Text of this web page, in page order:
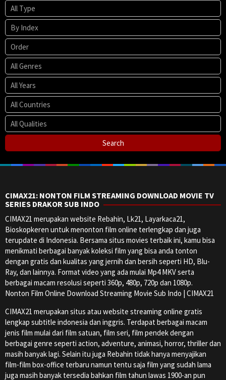
CIMAX21: NONTON FILM STREAMING DOWNLOAD MOVIE TV
SERIES DRAKOR SUB INDO
CIMAX21 merupakan website Rebahin, Lk21, Layarkaca21,
Bioskopkeren untuk menonton film online terlengkap dan juga
terupdate di Indonesia. Bersama situs movies terbaik ini, kamu bisa
menikmati berbagai banyak koleksi film yang bisa anda tonton
dengan gratis dan kualitas yang jernih dan bersih seperti HD, Blu-
Ray, dan lainnya. Format video yang ada mulai Mp4 MKV serta
berbagai macam resolusi seperti 360p, 480p, 720p dan 1080p.
Nonton Film Online Download Streaming Movie Sub Indo | CIMAX21
CIMAX21 merupakan situs atau website streaming online gratis
lengkap subtitle indonesia dan inggris. Terdapat berbagai macam
jenis film mulai dari film satuan, film seri, film pendek dengan
berbagai genre seperti action, adventure, animasi, horror, thriller dan
masih banyak lagi. Selain itu juga Rebahin tidak hanya menyajikan
film-film box-office terbaru namun tentu saja film yang sudah lama
juga masih banyak tersedia bahkan film tahun lawas 1900-an pun